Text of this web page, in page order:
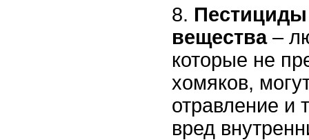
8.
вещества–
которые не
хомяков,
отравление и
вред